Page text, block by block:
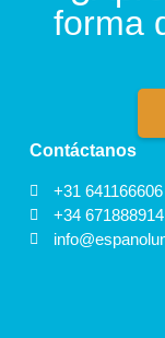
forma
Contáctanos
+31
+34